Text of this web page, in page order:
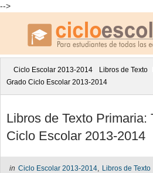
-->
Ciclo Escolar 2013-2014 Libros de Texto
Grado Ciclo Escolar 2013-2014
Libros de Texto Primaria:
Ciclo Escolar 2013-2014
in Ciclo Escolar 2013-2014 Libros de Texto